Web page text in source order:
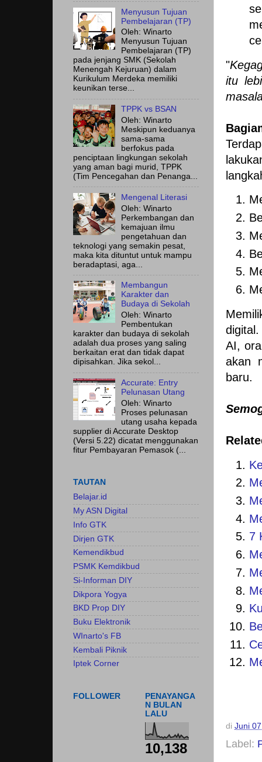
"
itu
AI,
akan
baru.
7
di Juni
Label:
Menyusun Tujuan
Pembelajaran (TP)
Oleh: Winarto
Menyusun Tujuan
Pembelajaran (TP)
pada jenjang SMK (Sekolah
Menengah Kejuruan) dalam
Kurikulum Merdeka memiliki
keunikan terse...
TPPK vs BSAN
Oleh: Winarto
Meskipun keduanya
sama-sama
berfokus pada
penciptaan lingkungan sekolah
yang aman bagi murid, TPPK
(Tim Pencegahan dan Penanga...
Mengenal Literasi
Oleh: Winarto
Perkembangan dan
kemajuan ilmu
pengetahuan dan
teknologi yang semakin pesat,
maka kita dituntut untuk mampu
beradaptasi, aga...
Membangun
Karakter dan
Budaya di Sekolah
Oleh: Winarto
Pembentukan
karakter dan budaya di sekolah
adalah dua proses yang saling
berkaitan erat dan tidak dapat
dipisahkan. Jika sekol...
Accurate: Entry
Pelunasan Utang
Oleh: Winarto
Proses pelunasan
utang usaha kepada
supplier di Accurate Desktop
(Versi 5.22) dicatat menggunakan
fitur Pembayaran Pemasok (...
TAUTAN
Belajar.id
My ASN Digital
Info GTK
Dirjen GTK
Kemendikbud
PSMK Kemdikbud
Si-Informan DIY
Dikpora Yogya
BKD Prop DIY
Buku Elektronik
WInarto's FB
Kembali Piknik
Iptek Corner
FOLLOWER
PENAYANGA
N BULAN
LALU
10,138